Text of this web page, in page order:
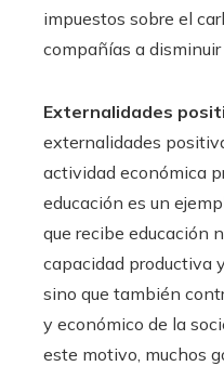
impuestos sobre el
compañías a disminuir
Externalidades
externalidades
actividad económica
educación es un
que recibe educación
capacidad productiva
sino que también
y económico de la
este motivo, muchos